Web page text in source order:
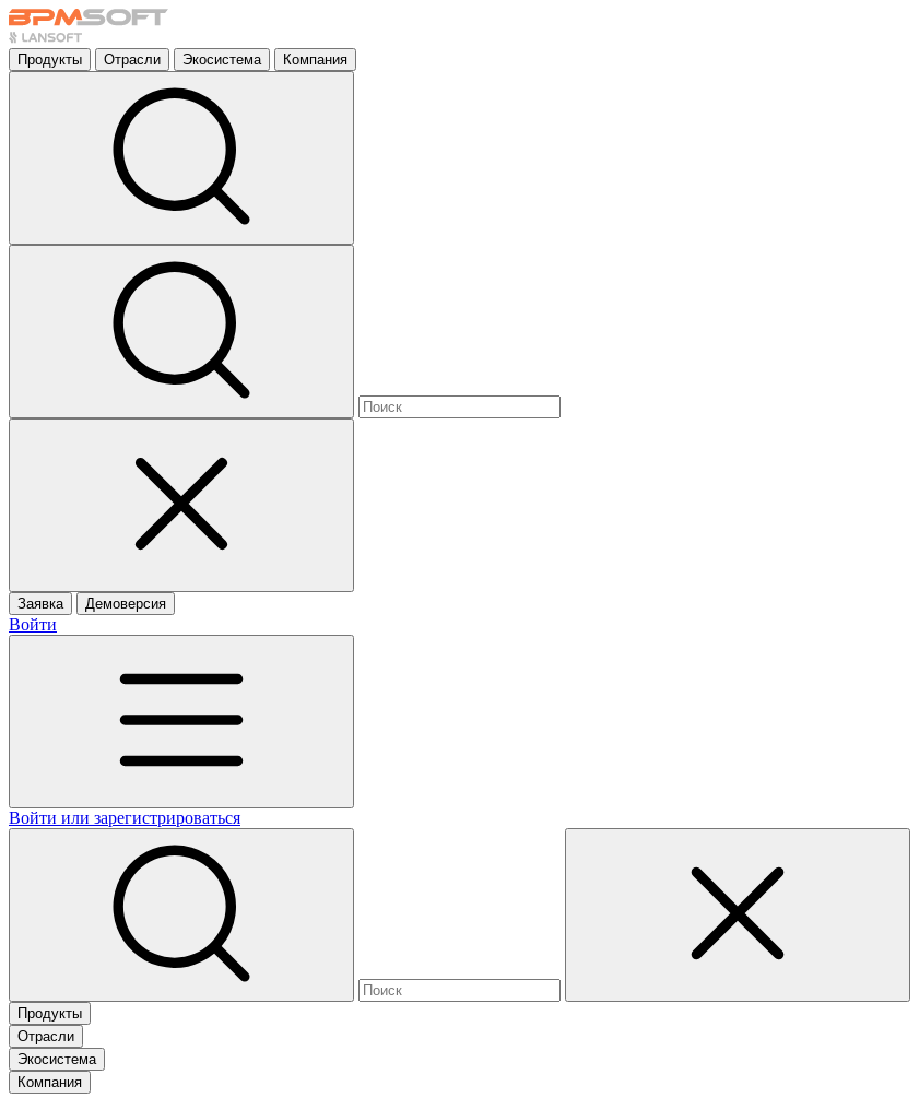
Продукты Отрасли Экосистема Компания
Заявка Демоверсия
Войти
Войти или зарегистрироваться
Продукты
Отрасли
Экосистема
Компания